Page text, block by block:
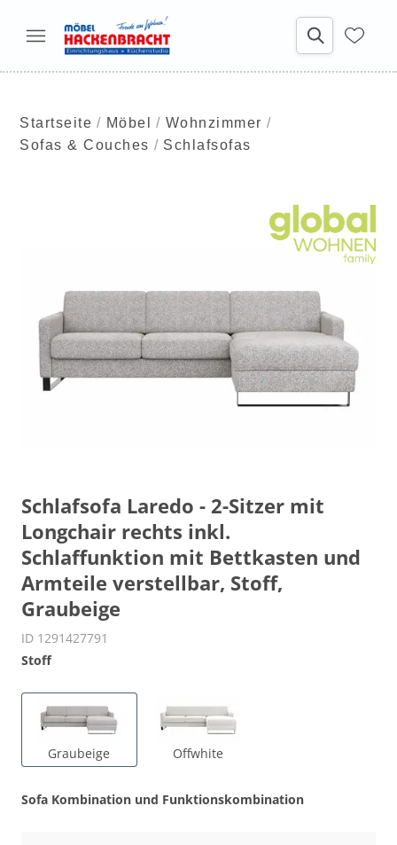
Startseite Möbel
Wohnzimmer
Sofas & Couches
Schlafsofas
Schlafsofa Laredo - 2-Sitzer mit
Longchair rechts inkl.
Schlaffunktion mit Bettkasten und
Armteile verstellbar, Stoff,
Graubeige
ID 1291427791
Stoff
Graubeige Offwhite
Sofa Kombination und Funktionskombination